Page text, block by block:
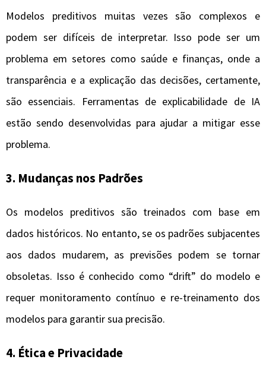
Modelos preditivos muitas vezes são complexos e
podem ser difíceis de interpretar. Isso pode ser um
problema em setores como saúde e finanças, onde a
transparência e a explicação das decisões, certamente,
são essenciais. Ferramentas de explicabilidade de IA
estão sendo desenvolvidas para ajudar a mitigar esse
problema.
3. Mudanças nos Padrões
Os modelos preditivos são treinados com base em
dados históricos. No entanto, se os padrões subjacentes
aos dados mudarem, as previsões podem se tornar
obsoletas. Isso é conhecido como “drift” do modelo e
requer monitoramento contínuo e re-treinamento dos
modelos para garantir sua precisão.
4. Ética e Privacidade